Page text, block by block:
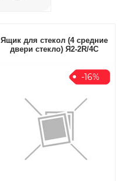
Ящик для стекол (4 средние
двери стекло) Я2-2R/4С
-16%